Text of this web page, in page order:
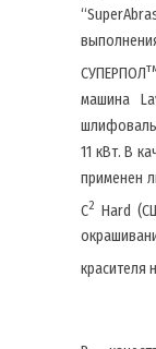
СУПЕРПОЛ
машина
11 кВт. В
применен
C2 Hard
красителя